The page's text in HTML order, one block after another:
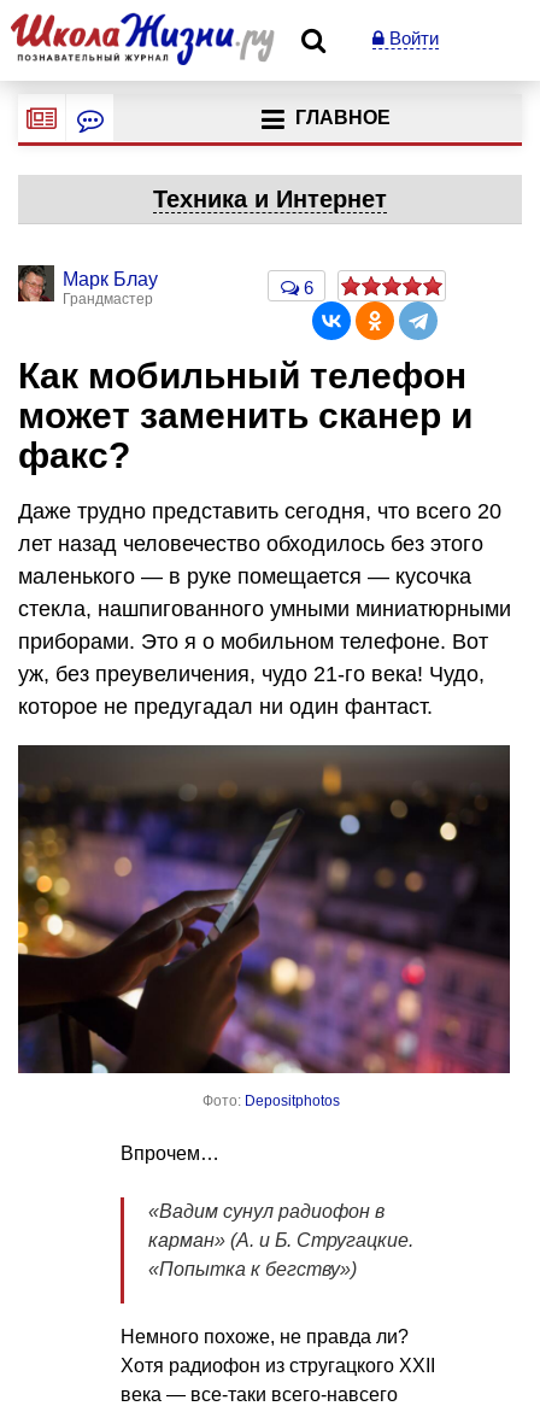
Войти
ГЛАВНОЕ
Техника и Интернет
Марк Блау
Грандмастер
6
Как мобильный телефон
может заменить сканер и
факс?
Даже трудно представить сегодня, что всего 20
лет назад человечество обходилось без этого
маленького — в руке помещается — кусочка
стекла, нашпигованного умными миниатюрными
приборами. Это я о мобильном телефоне. Вот
уж, без преувеличения, чудо 21-го века! Чудо,
которое не предугадал ни один фантаст.
Фото: Depositphotos
Впрочем…
«Вадим сунул радиофон в
карман» (А. и Б. Стругацкие.
«Попытка к бегству»)
Немного похоже, не правда ли?
Хотя радиофон из стругацкого XXII
века — все-таки всего-навсего